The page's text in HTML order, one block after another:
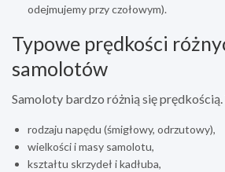
odejmujemy przy czołowym).
Typowe prędkości
samolotów
Samoloty bardzo różnią się prędkością.
rodzaju napędu (śmigłowy, odrzutowy),
wielkości i masy samolotu,
kształtu skrzydeł i kadłuba,